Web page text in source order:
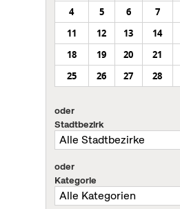
4
5 6 7
11
12 13 14
18
19 20 21
25
26 27 28
oder
Stadtbezirk
oder
Kategorie